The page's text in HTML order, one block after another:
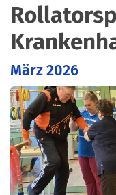
März 2026